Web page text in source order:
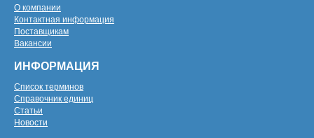
О компании
Контактная информация
Поставщикам
Вакансии
ИНФОРМАЦИЯ
Список терминов
Справочник единиц
Статьи
Новости